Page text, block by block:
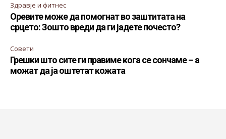
Здравје и фитнес
Оревите може да помогнат во заштитата на
срцето: Зошто вреди да ги јадете почесто?
Совети
Грешки што сите ги правиме кога се сончаме – а
можат да ја оштетат кожата